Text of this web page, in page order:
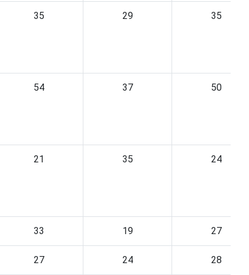
35 29 35
54 37 50
21 35 24
33 19 27
27 24 28